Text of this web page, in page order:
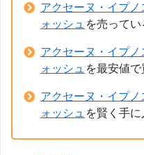
アクセーヌ・イプ
ォッシュ を売って
アクセーヌ・イプ
ォッシュ を最安値
アクセーヌ・イプ
ォッシュ を賢く手